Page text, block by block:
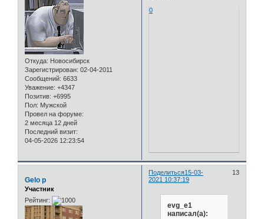
Откуда: Новосибирск
Зарегистрирован: 02-04-2011
Сообщений: 6633
Уважение: +4347
Позитив: +6995
Пол: Мужской
Провел на форуме:
2 месяца 12 дней
Последний визит:
04-05-2026 12:23:54
0
Поделиться 13
15-03-
2021 10:37:19
Gelo p
Участник
Рейтинг:
evg_e1
написал(а):